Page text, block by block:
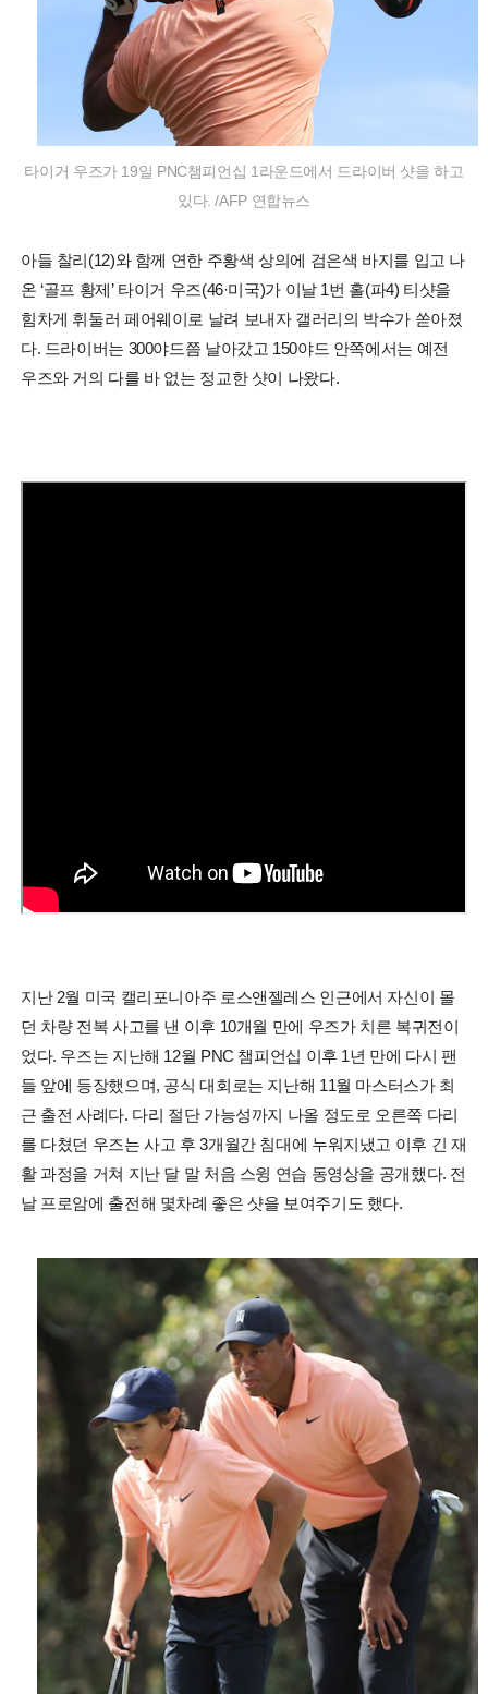
타이거 우즈가 19일 PNC챔피언십 1라운드에서 드라이버 샷을 하고
있다. /AFP 연합뉴스
아들 찰리(12)와 함께 연한 주황색 상의에 검은색 바지를 입고 나
온 ‘골프 황제’ 타이거 우즈(46·미국)가 이날 1번 홀(파4) 티샷을
힘차게 휘둘러 페어웨이로 날려 보내자 갤러리의 박수가 쏟아졌
다. 드라이버는 300야드쯤 날아갔고 150야드 안쪽에서는 예전
우즈와 거의 다를 바 없는 정교한 샷이 나왔다.
지난 2월 미국 캘리포니아주 로스앤젤레스 인근에서 자신이 몰
던 차량 전복 사고를 낸 이후 10개월 만에 우즈가 치른 복귀전이
었다. 우즈는 지난해 12월 PNC 챔피언십 이후 1년 만에 다시 팬
들 앞에 등장했으며, 공식 대회로는 지난해 11월 마스터스가 최
근 출전 사례다. 다리 절단 가능성까지 나올 정도로 오른쪽 다리
를 다쳤던 우즈는 사고 후 3개월간 침대에 누워지냈고 이후 긴 재
활 과정을 거쳐 지난 달 말 처음 스윙 연습 동영상을 공개했다. 전
날 프로암에 출전해 몇차례 좋은 샷을 보여주기도 했다.